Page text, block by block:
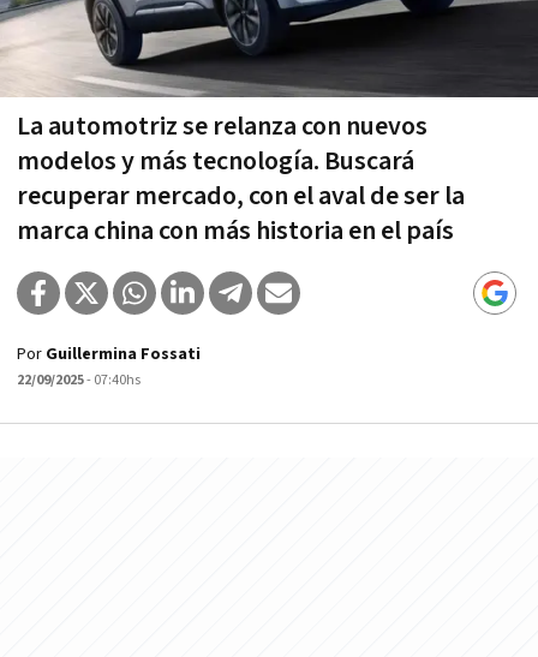
La automotriz se relanza con nuevos
modelos y más tecnología. Buscará
recuperar mercado, con el aval de ser la
marca china con más historia en el país
Por Guillermina Fossati
22/09/2025- 07:40hs